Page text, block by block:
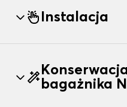
Instalacja
bagażnika